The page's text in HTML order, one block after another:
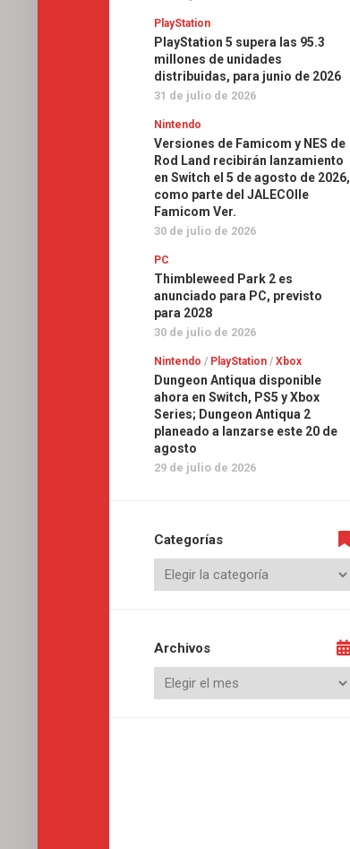
PlayStation
PlayStation 5 supera las 95.3
millones de unidades
distribuidas, para junio de 2026
31 de julio de 2026
Nintendo
Versiones de Famicom y NES de
Rod Land recibirán lanzamiento
en Switch el 5 de agosto de 2026,
como parte del JALECOlle
Famicom Ver.
30 de julio de 2026
PC
Thimbleweed Park 2 es
anunciado para PC, previsto
para 2028
30 de julio de 2026
Nintendo / PlayStation / Xbox
Dungeon Antiqua disponible
ahora en Switch, PS5 y Xbox
Series; Dungeon Antiqua 2
planeado a lanzarse este 20 de
agosto
29 de julio de 2026
Categorías
Archivos